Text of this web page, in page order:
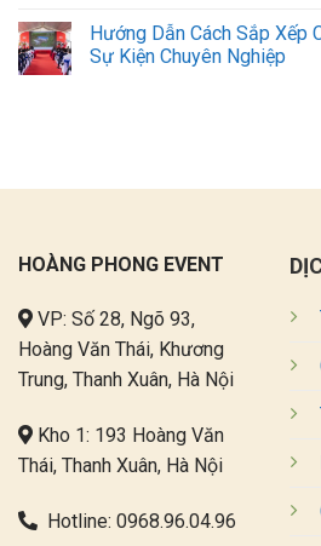
Hướng Dẫn Cách Sắp Xếp
Sự Kiện Chuyên Nghiệp
HOÀNG PHONG EVENT
VP: Số 28, Ngõ 93,
Hoàng Văn Thái, Khương
Trung, Thanh Xuân, Hà Nội
Kho 1: 193 Hoàng Văn
Thái, Thanh Xuân, Hà Nội
Hotline: 0968.96.04.96